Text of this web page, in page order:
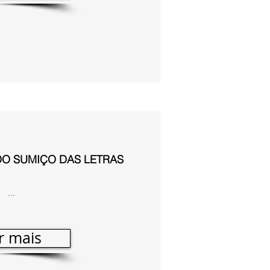
SUMIÇO DAS LETRAS
...
mais